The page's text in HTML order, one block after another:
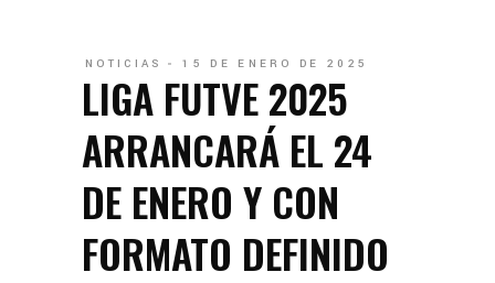
NOTICIAS 15 DE ENERO DE 2025
LIGA FUTVE 2025
ARRANCARÁ EL 24
DE ENERO Y CON
FORMATO DEFINIDO